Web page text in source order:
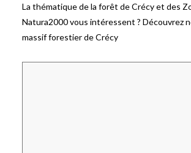
La thématique de la forêt de Crécy et des
Natura2000 vous intéressent ? Découvrez
massif forestier de Crécy